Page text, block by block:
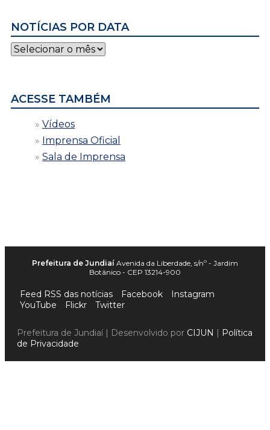
NOTÍCIAS POR DATA
Notícias
por
ACESSE TAMBÉM
Vídeos
Imprensa Oficial
Sala de Imprensa
Prefeitura de Jundiaí Avenida da Liberdade, s/nº - Jardim
Botânico - CEP 13214-900
Feed RSS das notícias Facebook
Instagram
YouTube
Flickr Twitter
Prefeitura de Jundiaí | Desenvolvido por CIJUN
Política
de Privacidade